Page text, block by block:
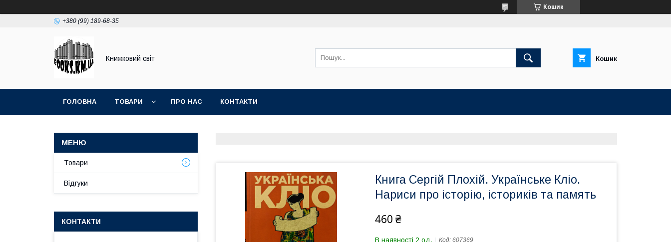
Кошик
+380 (99) 189-68-35
Книжковий світ Кошик
ГОЛОВНА ТОВАРИ ПРО НАС КОНТАКТИ
Книга Сергій Плохій. Українське Кліо.
Нариси про історію, істориків та память
460 ₴
В наявності 2 од. Код: 607369
Товари
Відгуки
КОНТАКТИ